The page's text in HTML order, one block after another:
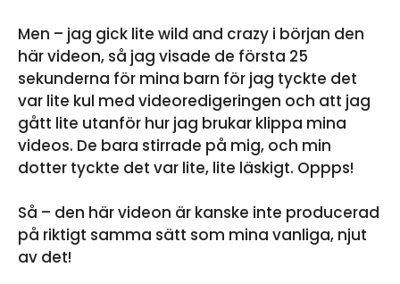
Men – jag gick lite wild and crazy i början den
här videon, så jag visade de första 25
sekunderna för mina barn för jag tyckte det
var lite kul med videoredigeringen och att jag
gått lite utanför hur jag brukar klippa mina
videos. De bara stirrade på mig, och min
dotter tyckte det var lite, lite läskigt. Oppps!
Så – den här videon är kanske inte producerad
på riktigt samma sätt som mina vanliga, njut
av det!